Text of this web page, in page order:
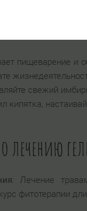
добавлять
пищеварение и
свежий
кипятка,
лечению
: Лечение
фитотерапии